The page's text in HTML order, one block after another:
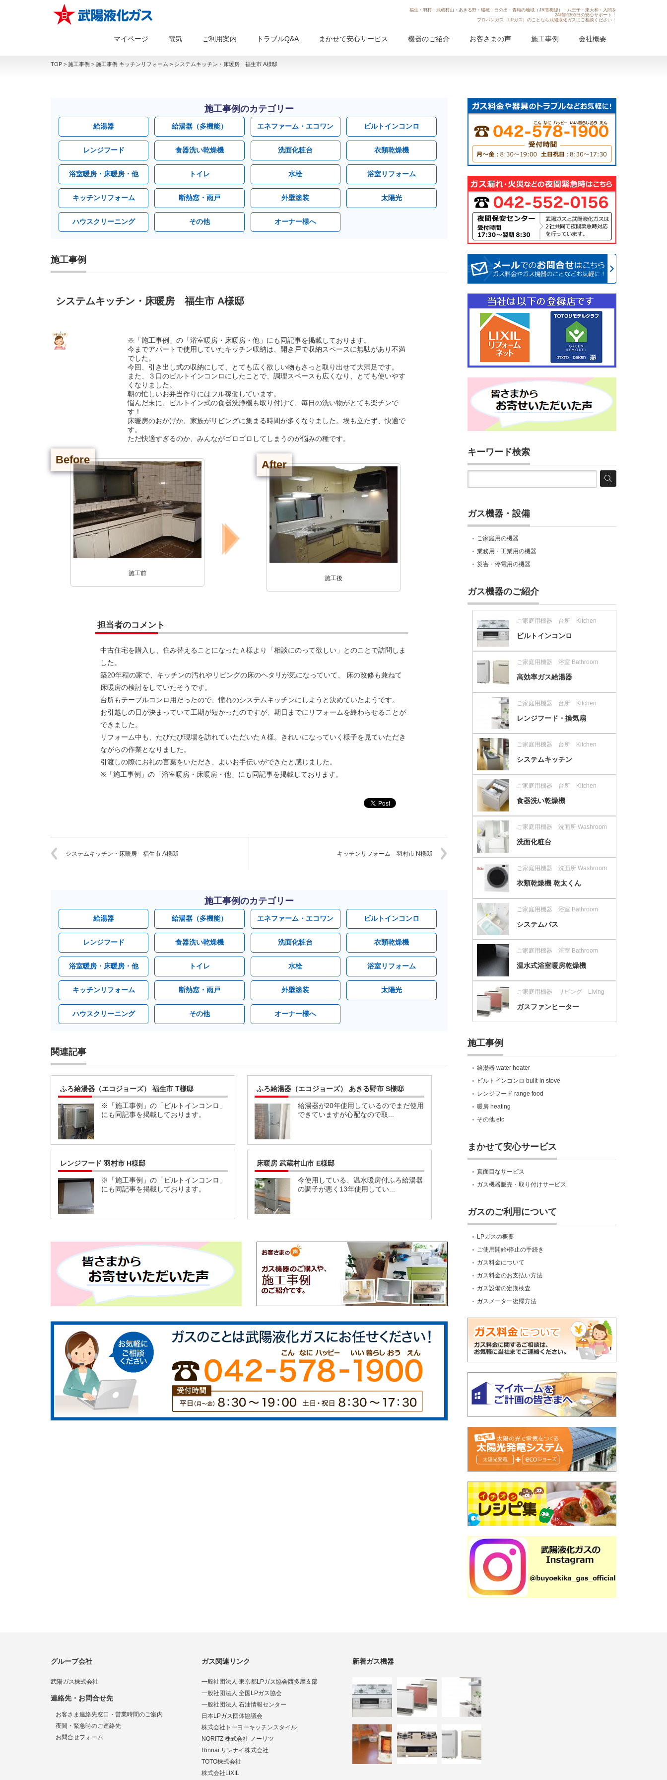
福生・羽村・武蔵村山・あきる野・瑞穂・日の出・青梅の地域（JR青梅線）・八王子・東大和・入間を
24時間365日の安心サポート！
プロパンガス（LPガス）のことなら武陽液化ガスにご相談ください！
マイページ 電気 ご利用案内 トラブルQ&A まかせて安心サービス 機器のご紹介 お客さまの声 施工事例 会社概要
TOP > 施工事例 > 施工事例 キッチンリフォーム > システムキッチン・床暖房 福生市 A様邸
施工事例のカテゴリー
給湯器 給湯器（多機能） エネファーム・エコワン ビルトインコンロ
レンジフード 食器洗い乾燥機 洗面化粧台 衣類乾燥機
浴室暖房・床暖房・他 トイレ 水栓 浴室リフォーム
キッチンリフォーム 断熱窓・雨戸 外壁塗装 太陽光
ハウスクリーニング その他 オーナー様へ
施工事例
システムキッチン・床暖房 福生市 A様邸
※「施工事例」の「浴室暖房・床暖房・他」にも同記事を掲載しております。
今までアパートで使用していたキッチン収納は、開き戸で収納スペースに無駄があり不満
でした。
今回、引き出し式の収納にして、とても広く欲しい物もさっと取り出せて大満足です。
また、３口のビルトインコンロにしたことで、調理スペースも広くなり、とても使いやす
くなりました。
朝の忙しいお弁当作りにはフル稼働しています。
悩んだ末に、ビルトイン式の食器洗浄機も取り付けて、毎日の洗い物がとても楽チンで
す！
床暖房のおかげか、家族がリビングに集まる時間が多くなりました。埃も立たず、快適で
す。
ただ快適すぎるのか、みんながゴロゴロしてしまうのが悩みの種です。
Before
施工前
After
施工後
担当者のコメント
中古住宅を購入し、住み替えることになったＡ様より「相談にのって欲しい」とのことで訪問しま
した。
築20年程の家で、キッチンの汚れやリビングの床のヘタリが気になっていて、 床の改修も兼ねて
床暖房の検討をしていたそうです。
台所もテーブルコンロ用だったので、憧れのシステムキッチンにしようと決めていたようです。
お引越しの日が決まっていて工期が短かったのですが、期日までにリフォームを終わらせることが
できました。
リフォーム中も、たびたび現場を訪れていただいたＡ様。きれいになっていく様子を見ていただき
ながらの作業となりました。
引渡しの際にお礼の言葉をいただき、よいお手伝いができたと感じました。
※「施工事例」の「浴室暖房・床暖房・他」にも同記事を掲載しております。
システムキッチン・床暖房 福生市 A様邸 キッチンリフォーム 羽村市 N様邸
施工事例のカテゴリー
給湯器 給湯器（多機能） エネファーム・エコワン ビルトインコンロ
レンジフード 食器洗い乾燥機 洗面化粧台 衣類乾燥機
浴室暖房・床暖房・他 トイレ 水栓 浴室リフォーム
キッチンリフォーム 断熱窓・雨戸 外壁塗装 太陽光
ハウスクリーニング その他 オーナー様へ
関連記事
ふろ給湯器（エコジョーズ） 福生市 T様邸
※「施工事例」の「ビルトインコンロ」
にも同記事を掲載しております。
ふろ給湯器（エコジョーズ） あきる野市 S様邸
給湯器が20年使用しているのでまだ使用
できていますが心配なので取...
レンジフード 羽村市 H様邸
※「施工事例」の「ビルトインコンロ」
にも同記事を掲載しております。
床暖房 武蔵村山市 E様邸
今使用している、温水暖房付ふろ給湯器
の調子が悪く13年使用してい...
キーワード検索
ガス機器・設備
ご家庭用の機器
業務用・工業用の機器
災害・停電用の機器
ガス機器のご紹介
ご家庭用機器 台所 Kitchen
ビルトインコンロ
ご家庭用機器 浴室 Bathroom
高効率ガス給湯器
ご家庭用機器 台所 Kitchen
レンジフード・換気扇
ご家庭用機器 台所 Kitchen
システムキッチン
ご家庭用機器 台所 Kitchen
食器洗い乾燥機
ご家庭用機器 洗面所 Washroom
洗面化粧台
ご家庭用機器 洗面所 Washroom
衣類乾燥機 乾太くん
ご家庭用機器 浴室 Bathroom
システムバス
ご家庭用機器 浴室 Bathroom
温水式浴室暖房乾燥機
ご家庭用機器 リビング Living
ガスファンヒーター
施工事例
給湯器 water heater
ビルトインコンロ built-in stove
レンジフード range food
暖房 heating
その他 etc
まかせて安心サービス
真面目なサービス
ガス機器販売・取り付けサービス
ガスのご利用について
LPガスの概要
ご使用開始/停止の手続き
ガス料金について
ガス料金のお支払い方法
ガス設備の定期検査
ガスメーター復帰方法
グループ会社
武陽ガス株式会社
連絡先・お問合せ先
お客さま連絡先窓口・営業時間のご案内
夜間・緊急時のご連絡先
お問合せフォーム
ガス関連リンク
一般社団法人 東京都LPガス協会西多摩支部
一般社団法人 全国LPガス協会
一般社団法人 石油情報センター
日本LPガス団体協議会
株式会社トーヨーキッチンスタイル
NORITZ 株式会社 ノーリツ
Rinnai リンナイ株式会社
TOTO株式会社
株式会社LIXIL
新着ガス機器